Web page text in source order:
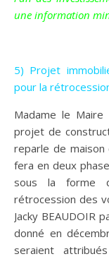
une information
5) Projet
pour la
Madame le
projet de
reparle de
fera en deux
sous la forme
rétrocession des
Jacky BEAUDOIR
donné en
seraient